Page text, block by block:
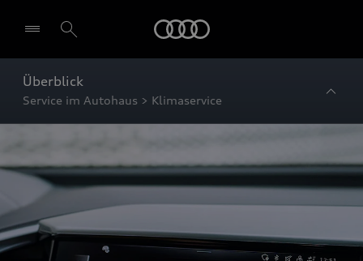
Überblick
Service im Autohaus > Klimaservice